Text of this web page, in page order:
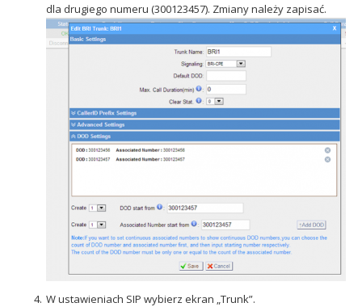
dla drugiego numeru (300123457). Zmiany należy zapisać.
W ustawieniach SIP wybierz ekran „Trunk”.